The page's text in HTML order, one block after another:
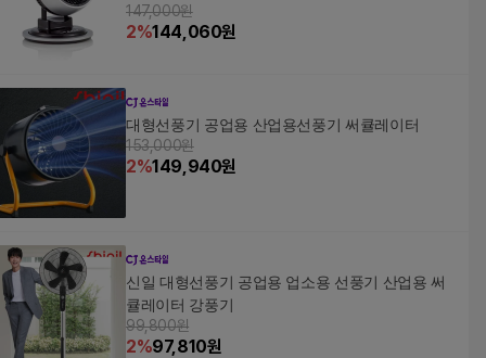
147,000원
2%144,060원
대형선풍기 공업용 산업용선풍기 써큘레이터
153,000원
2%149,940원
신일 대형선풍기 공업용 업소용 선풍기 산업용 써
큘레이터 강풍기
99,800원
2%97,810원